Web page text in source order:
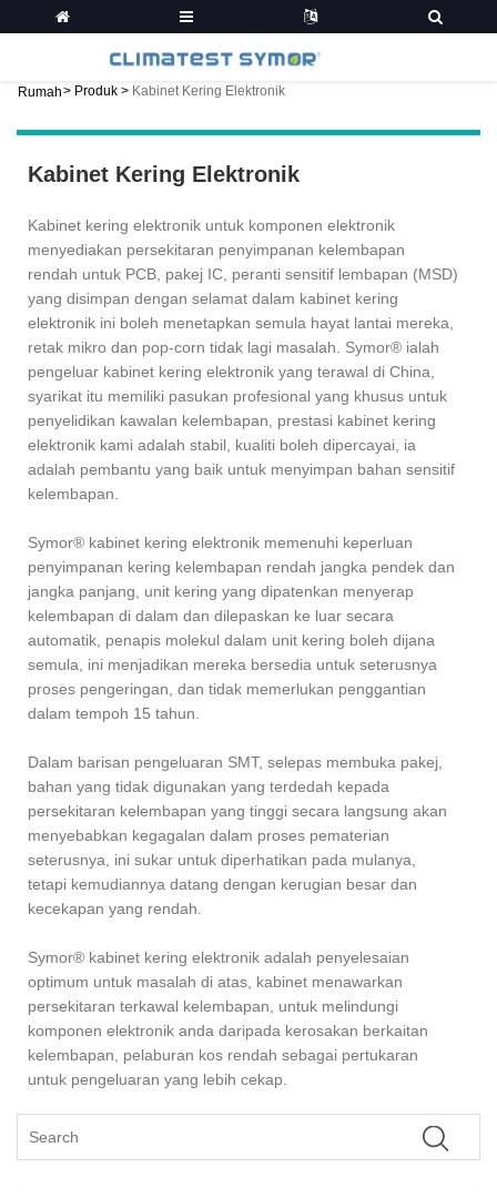
Rumah> Produk > Kabinet Kering Elektronik
Kabinet Kering Elektronik
Kabinet kering elektronik untuk komponen elektronik
menyediakan persekitaran penyimpanan kelembapan
rendah untuk PCB, pakej IC, peranti sensitif lembapan (MSD)
yang disimpan dengan selamat dalam kabinet kering
elektronik ini boleh menetapkan semula hayat lantai mereka,
retak mikro dan pop-corn tidak lagi masalah. Symor® ialah
pengeluar kabinet kering elektronik yang terawal di China,
syarikat itu memiliki pasukan profesional yang khusus untuk
penyelidikan kawalan kelembapan, prestasi kabinet kering
elektronik kami adalah stabil, kualiti boleh dipercayai, ia
adalah pembantu yang baik untuk menyimpan bahan sensitif
kelembapan.
Symor® kabinet kering elektronik memenuhi keperluan
penyimpanan kering kelembapan rendah jangka pendek dan
jangka panjang, unit kering yang dipatenkan menyerap
kelembapan di dalam dan dilepaskan ke luar secara
automatik, penapis molekul dalam unit kering boleh dijana
semula, ini menjadikan mereka bersedia untuk seterusnya
proses pengeringan, dan tidak memerlukan penggantian
dalam tempoh 15 tahun.
Dalam barisan pengeluaran SMT, selepas membuka pakej,
bahan yang tidak digunakan yang terdedah kepada
persekitaran kelembapan yang tinggi secara langsung akan
menyebabkan kegagalan dalam proses pematerian
seterusnya, ini sukar untuk diperhatikan pada mulanya,
tetapi kemudiannya datang dengan kerugian besar dan
kecekapan yang rendah.
Symor® kabinet kering elektronik adalah penyelesaian
optimum untuk masalah di atas, kabinet menawarkan
persekitaran terkawal kelembapan, untuk melindungi
komponen elektronik anda daripada kerosakan berkaitan
kelembapan, pelaburan kos rendah sebagai pertukaran
untuk pengeluaran yang lebih cekap.